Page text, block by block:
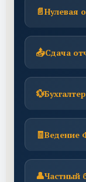
📄Нулевая
📤Сдача
💱
🧾Ведение
👤Частный